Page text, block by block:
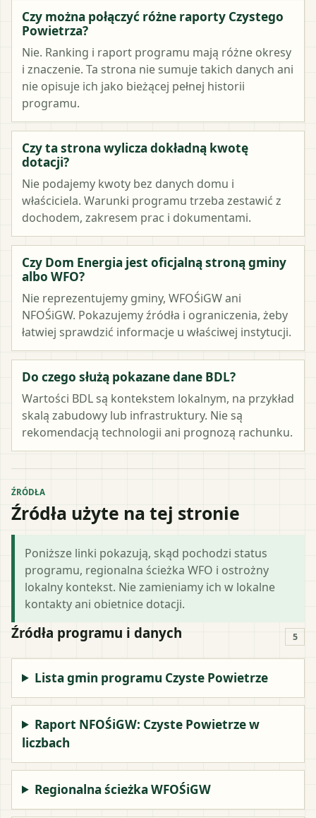
Czy można połączyć różne raporty Czystego
Powietrza?
Nie. Ranking i raport programu mają różne okresy
i znaczenie. Ta strona nie sumuje takich danych ani
nie opisuje ich jako bieżącej pełnej historii
programu.
Czy ta strona wylicza dokładną kwotę
dotacji?
Nie podajemy kwoty bez danych domu i
właściciela. Warunki programu trzeba zestawić z
dochodem, zakresem prac i dokumentami.
Czy Dom Energia jest oficjalną stroną gminy
albo WFO?
Nie reprezentujemy gminy, WFOŚiGW ani
NFOŚiGW. Pokazujemy źródła i ograniczenia, żeby
łatwiej sprawdzić informacje u właściwej instytucji.
Do czego służą pokazane dane BDL?
Wartości BDL są kontekstem lokalnym, na przykład
skalą zabudowy lub infrastruktury. Nie są
rekomendacją technologii ani prognozą rachunku.
ŹRÓDŁA
Źródła użyte na tej stronie
Poniższe linki pokazują, skąd pochodzi status
programu, regionalna ścieżka WFO i ostrożny
lokalny kontekst. Nie zamieniamy ich w lokalne
kontakty ani obietnice dotacji.
Źródła programu i danych 5
Lista gmin programu Czyste Powietrze
Raport NFOŚiGW: Czyste Powietrze w
liczbach
Regionalna ścieżka WFOŚiGW